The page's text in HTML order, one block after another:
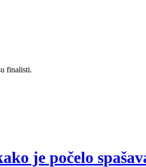
finalisti.
je počelo